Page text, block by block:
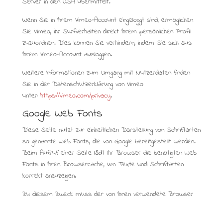
Wenn Sie in Ihrem Vimeo-Account eingeloggt sind, ermöglichen
Sie Vimeo, Ihr Surfverhalten direkt Ihrem persönlichen Profil
zuzuordnen. Dies können Sie verhindern, indem Sie sich aus
Ihrem Vimeo-Account ausloggen.
Weitere Informationen zum Umgang mit Nutzerdaten finden
Sie in der Datenschutzerklärung von Vimeo
unter: https://vimeo.com/privacy.
Google Web Fonts
Diese Seite nutzt zur einheitlichen Darstellung von Schriftarten
so genannte Web Fonts, die von Google bereitgestellt werden.
Beim Aufruf einer Seite lädt Ihr Browser die benötigten Web
Fonts in ihren Browsercache, um Texte und Schriftarten
korrekt anzuzeigen.
Zu diesem Zweck muss der von Ihnen verwendete Browser